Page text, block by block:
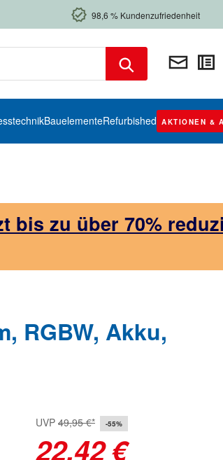
98,6 % Kundenzufriedenheit
BauelementeRefurbished AKTIONEN &
bis zu über 70%
RGBW, Akku,
UVP 49,95 €* -55%
22,42 €